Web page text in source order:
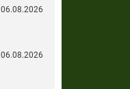
06.08.2026
06.08.2026